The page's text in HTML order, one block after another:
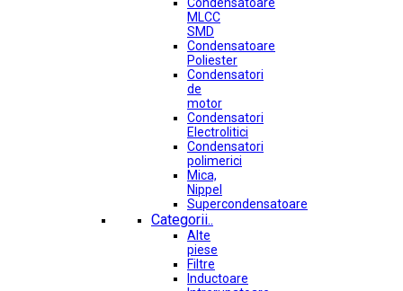
MLCC
SMD
Condensatoare
Poliester
Condensatori
de
motor
Condensatori
Electrolitici
Condensatori
polimerici
Mica,
Nippel
Supercondensatoare
Categorii..
Alte
piese
Filtre
Inductoare